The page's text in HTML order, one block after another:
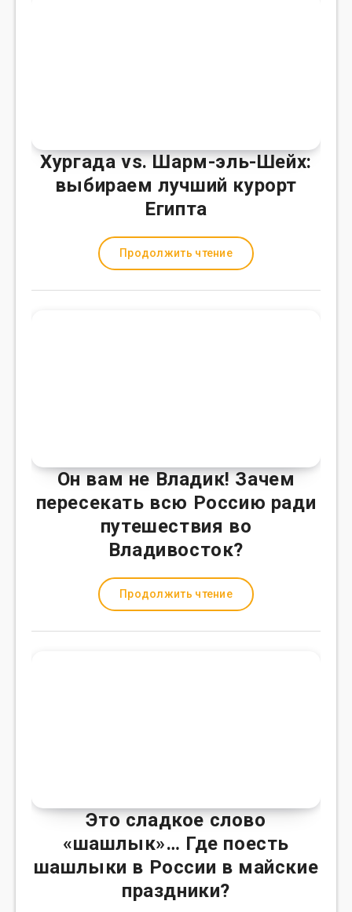
Хургада vs. Шарм-эль-Шейх:
выбираем лучший курорт
Египта
Продолжить чтение
Он вам не Владик! Зачем
пересекать всю Россию ради
путешествия во
Владивосток?
Продолжить чтение
Это сладкое слово
«шашлык»… Где поесть
шашлыки в России в майские
праздники?